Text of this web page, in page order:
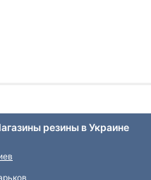
резины в Украине